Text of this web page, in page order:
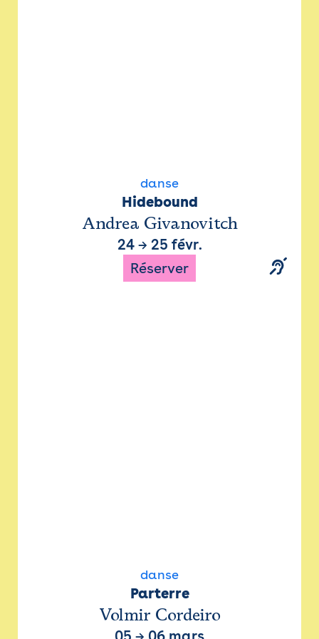
danse
Hidebound
Andrea Givanovitch
24→ 25 févr.
Réserver
danse
Parterre
Volmir Cordeiro